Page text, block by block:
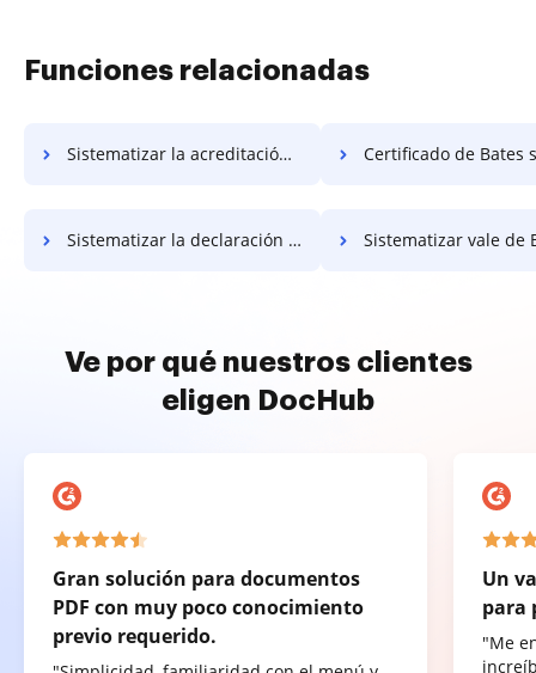
Funciones relacionadas
Sistematizar la acreditación de Bates Certificado de Bates
Sistematizar la declaración de trabajo de Bates Sistematizar vale de
Ve por qué nuestros clientes
eligen DocHub
Gran solución para documentos
PDF con muy poco conocimiento
previo requerido.
Un
para
"Me